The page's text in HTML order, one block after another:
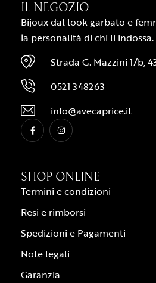
IL NEGOZIO
Bijoux dal look garbato e
la personalità di chi li indossa.
Strada G. Mazzini 1/b,
0521 348263
info@avecaprice.it
SHOP ONLINE
Termini e condizioni
Resi e rimborsi
Spedizioni e Pagamenti
Note legali
Garanzia